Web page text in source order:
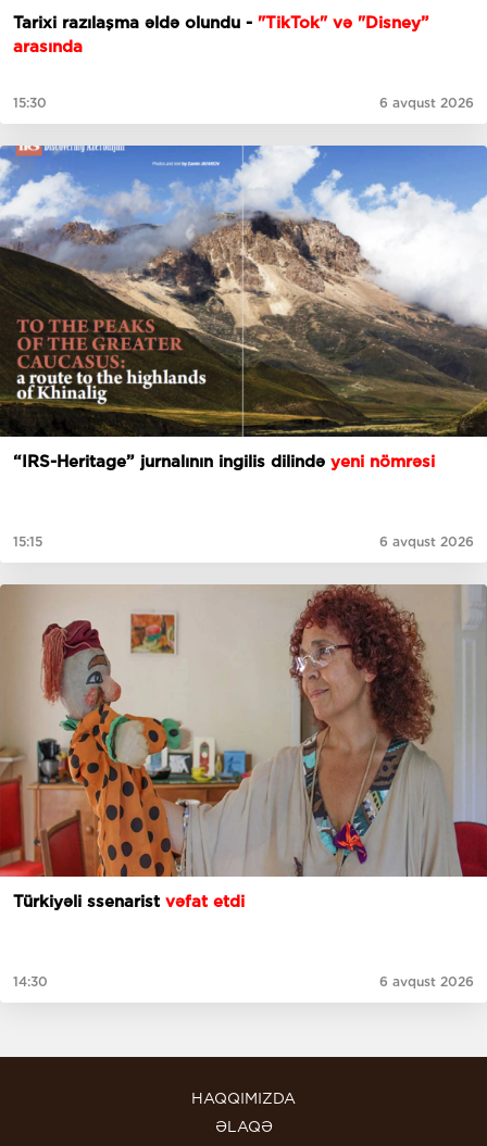
Tarixi razılaşma əldə olundu - "TikTok" və "Disney”
arasında
15:30 6 avqust 2026
“IRS-Heritage” jurnalının ingilis dilində yeni nömrəsi
15:15 6 avqust 2026
Türkiyəli ssenarist vəfat etdi
14:30 6 avqust 2026
HAQQIMIZDA
ƏLAQƏ